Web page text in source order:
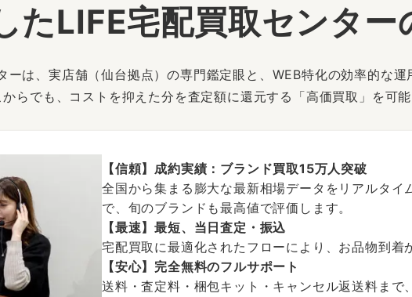
たLIFE宅配買取センター
ーは、実店舗（仙台拠点）の専門鑑定眼と、WEB特化の効率的な運
らでも、コストを抑えた分を査定額に還元する「高価買取」を可能
【信頼】成約実績：ブランド買取15万人突破
全国から集まる膨大な最新相場データをリアルタイ
で、旬のブランドも最高値で評価します。
【最速】最短、当日査定・振込
宅配買取に最適化されたフローにより、お品物到着
【安心】完全無料のフルサポート
送料・査定料・梱包キット・キャンセル返送料まで